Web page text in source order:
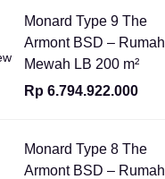
Monard Type 9 The
Armont BSD – Rumah
Mewah LB 200 m²
Rp 6.794.922.000
Monard Type 8 The
Armont BSD – Rumah